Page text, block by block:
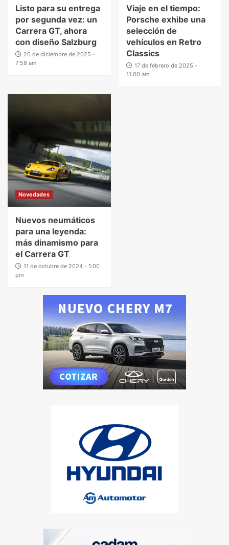
Listo para su entrega
por segunda vez: un
Carrera GT, ahora
con diseño Salzburg
20 de diciembre de 2025 -
7:58 am
Viaje en el tiempo:
Porsche exhibe una
selección de
vehículos en Retro
Classics
17 de febrero de 2025 -
11:00 am
Novedades
Nuevos neumáticos
para una leyenda:
más dinamismo para
el Carrera GT
11 de octubre de 2024 - 1:00
pm